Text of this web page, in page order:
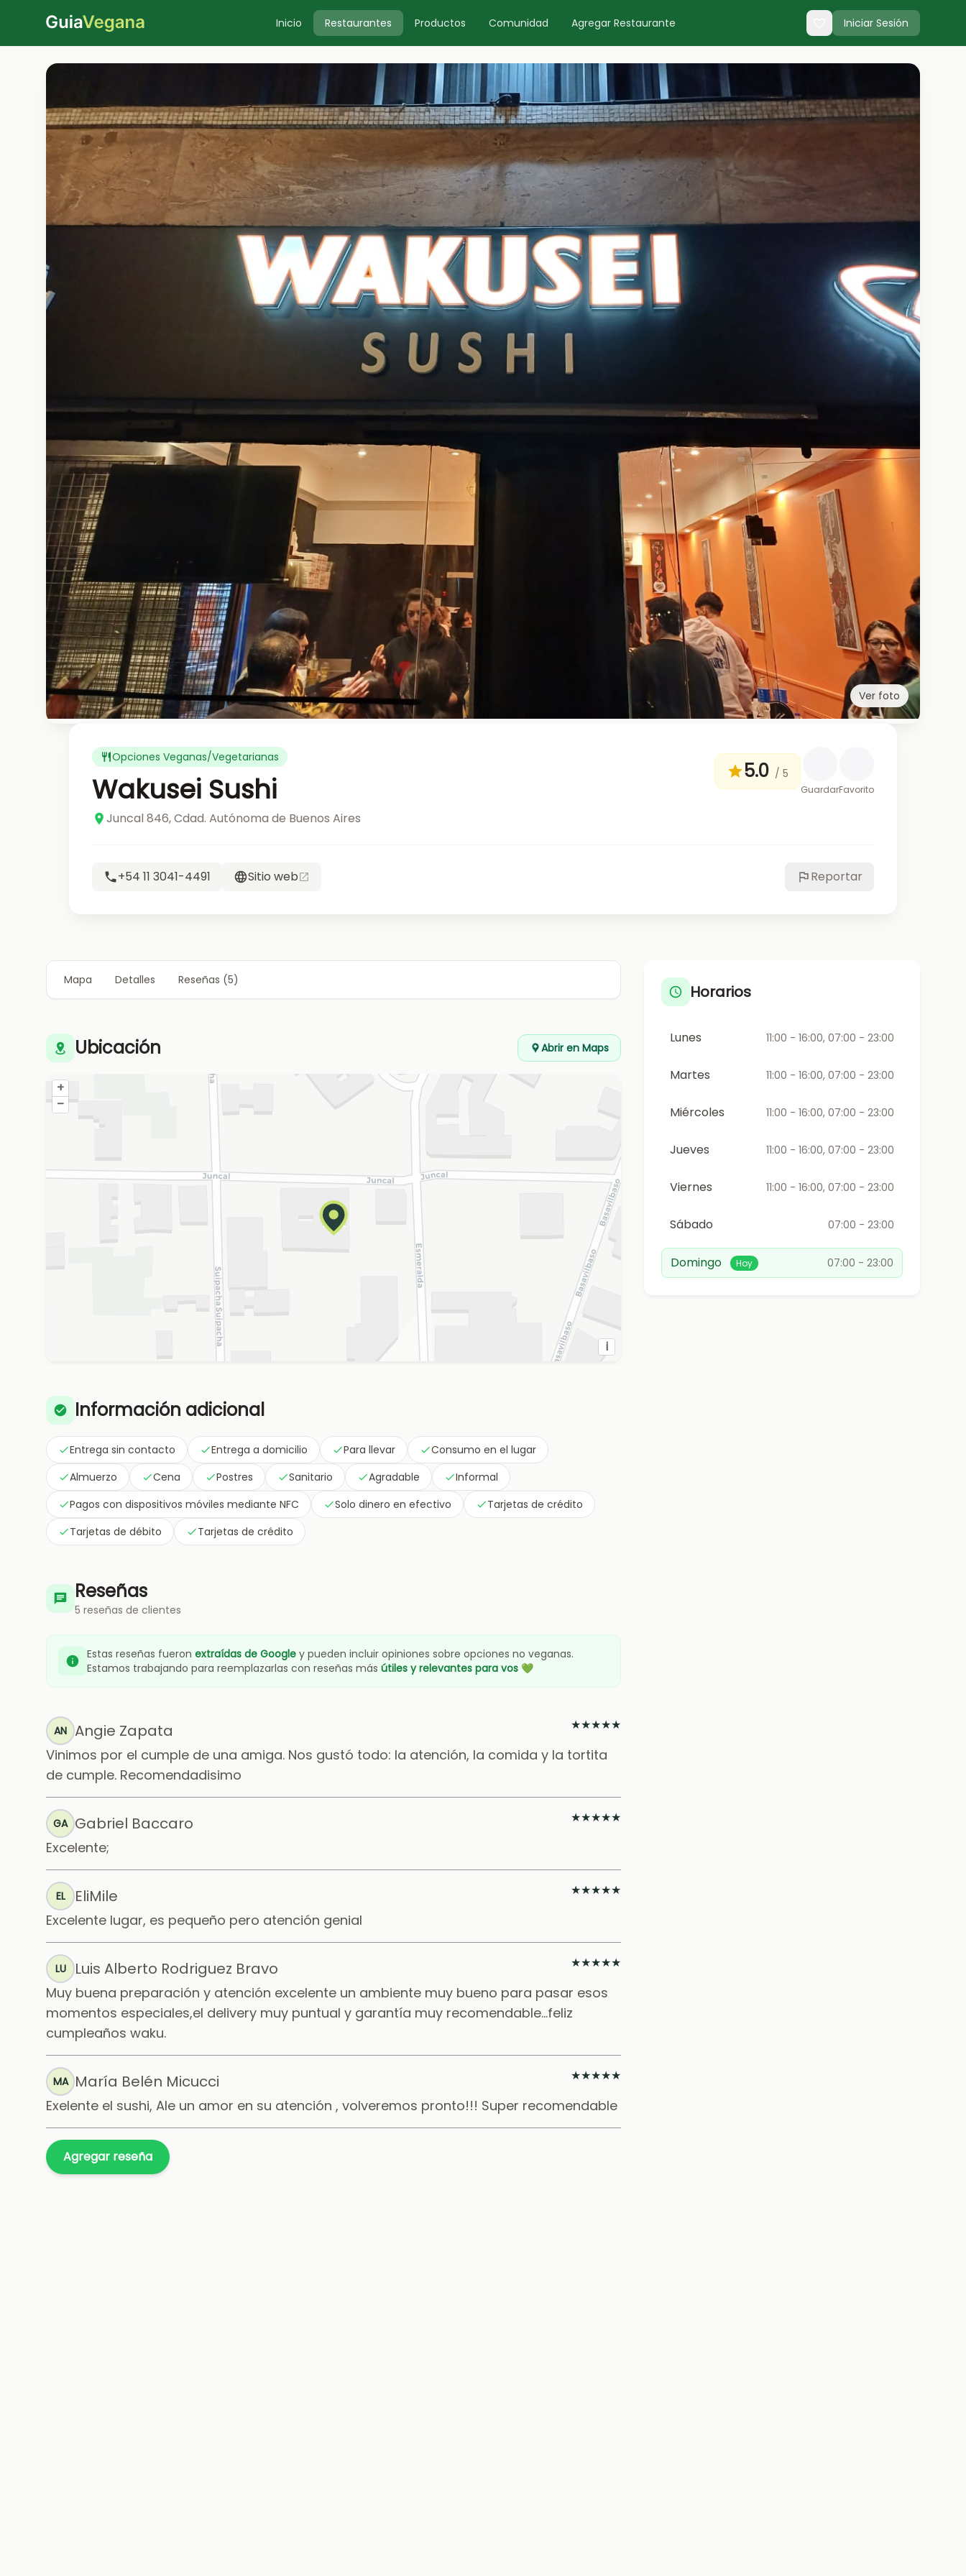
Inicio Restaurantes Productos Comunidad Agregar Restaurante Iniciar Sesión
Ver foto
Opciones Veganas/Vegetarianas
Wakusei Sushi
Juncal 846, Cdad. Autónoma de Buenos Aires
5.0 / 5
GuardarFavorito
+54 11 3041-4491 Sitio web Reportar
Mapa Detalles Reseñas (5)
Ubicación Abrir en Maps
+
–
i
Información adicional
Entrega sin contacto Entrega a domicilio Para llevar
Consumo en el lugar
Almuerzo
Cena Postres Sanitario Agradable
Informal
Pagos con dispositivos móviles mediante NFC
Solo dinero en efectivo
Tarjetas de crédito
Tarjetas de débito
Tarjetas de crédito
Reseñas
5 reseñas de clientes
Estas reseñas fueron extraídas de Google y pueden incluir opiniones sobre opciones no veganas.
Estamos trabajando para reemplazarlas con reseñas más útiles y relevantes para vos 💚
AN Angie Zapata ★★★★★
Vinimos por el cumple de una amiga. Nos gustó todo: la atención, la comida y la tortita
de cumple. Recomendadisimo
GA Gabriel Baccaro ★★★★★
Excelente;
EL EliMile ★★★★★
Excelente lugar, es pequeño pero atención genial
LU Luis Alberto Rodriguez Bravo ★★★★★
Muy buena preparación y atención excelente un ambiente muy bueno para pasar esos
momentos especiales,el delivery muy puntual y garantía muy recomendable...feliz
cumpleaños waku.
MA María Belén Micucci ★★★★★
Exelente el sushi, Ale un amor en su atención , volveremos pronto!!! Super recomendable
Agregar reseña
Horarios
Lunes 11:00 - 16:00, 07:00 - 23:00
Martes 11:00 - 16:00, 07:00 - 23:00
Miércoles 11:00 - 16:00, 07:00 - 23:00
Jueves 11:00 - 16:00, 07:00 - 23:00
Viernes 11:00 - 16:00, 07:00 - 23:00
Sábado 07:00 - 23:00
Domingo Hoy 07:00 - 23:00